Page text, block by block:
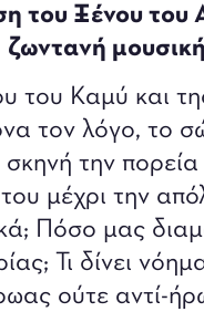
του Ξένου του
ζωντανή
του Καμύ και
τον λόγο, το
σκηνή την
μέχρι την
Πόσο μας
Τι δίνει
ούτε αντί-